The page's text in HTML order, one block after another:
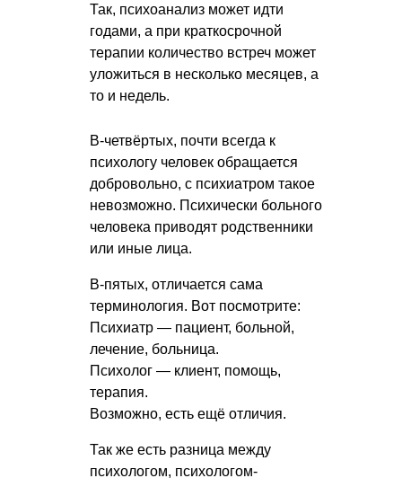
Так, психоанализ может идти
годами, а при краткосрочной
терапии количество встреч может
уложиться в несколько месяцев, а
то и недель.
В-четвёртых, почти всегда к
психологу человек обращается
добровольно, с психиатром такое
невозможно. Психически больного
человека приводят родственники
или иные лица.
В-пятых, отличается сама
терминология. Вот посмотрите:
Психиатр — пациент, больной,
лечение, больница.
Психолог — клиент, помощь,
терапия.
Возможно, есть ещё отличия.
Так же есть разница между
психологом, психологом-